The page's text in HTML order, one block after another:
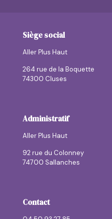
Siège social
Aller Plus Haut
264 rue de la Boquette
74300 Cluses
Administratif
Aller Plus Haut
92 rue du Colonney
74700 Sallanches
Contact